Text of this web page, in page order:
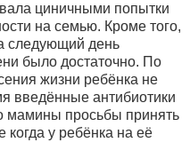
циничными попытки
на семью. Кроме того,
следующий день
было достаточно. По
жизни ребёнка не
введённые антибиотики
мамины просьбы принять
у ребёнка на её